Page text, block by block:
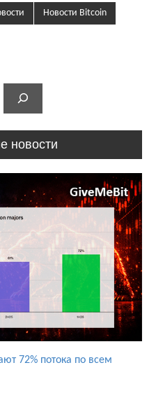
Новости Bitcoin
новости
72% потока по всем